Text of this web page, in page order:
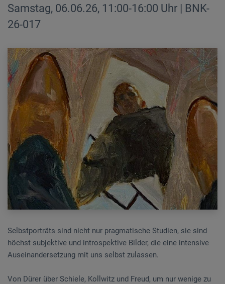
Samstag, 06.06.26, 11:00-16:00 Uhr | BNK-
26-017
Selbstporträts sind nicht nur pragmatische Studien, sie sind
höchst subjektive und introspektive Bilder, die eine intensive
Auseinandersetzung mit uns selbst zulassen.
Von Dürer über Schiele, Kollwitz und Freud, um nur wenige zu